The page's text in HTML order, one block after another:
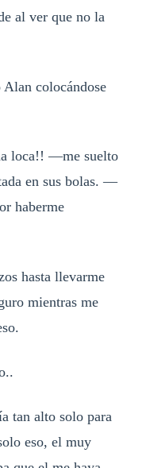
al ver que no la
colocándose
loca!! —me suelto
en sus bolas. —
haberme
hasta llevarme
mientras me
tan alto solo para
eso, el muy